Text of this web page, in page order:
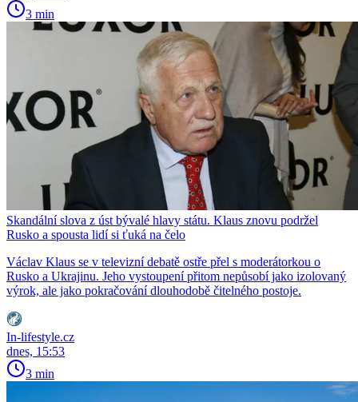
3 min
Skandální slova z úst bývalé hlavy státu. Klaus znovu podržel
Rusko a spousta lidí si ťuká na čelo
Václav Klaus se v televizní debatě ostře přel s moderátorkou o
Rusko a Ukrajinu. Jeho vystoupení přitom nepůsobí jako izolovaný
výrok, ale jako pokračování dlouhodobě čitelného postoje.
In-lifestyle.cz
dnes, 15:53
3 min